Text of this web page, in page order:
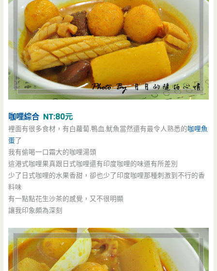
咖哩綜合 NT:80元
裡面有很多食材，有白蘿蔔.鴨血.魷魚當然還有最令人熟悉的咖哩魚
蛋了
我有偷喝一口霜大的咖哩湯頭
這港式咖哩果真跟日式咖哩還有印度咖哩的味道有所差別
少了日式咖哩的水果香甜，卻也少了印度咖哩那種刺激到不行的香
料味
有一點點花生沙茶的感覺，又不很明顯
讓我印象頗為深刻